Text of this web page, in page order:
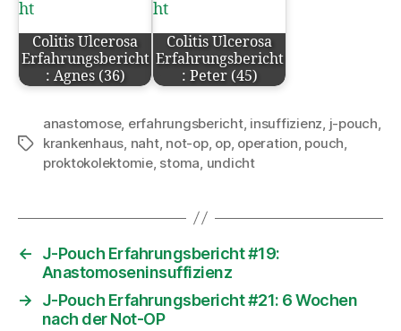
Colitis Ulcerosa
Erfahrungsbericht
: Agnes (36)
Colitis Ulcerosa
Erfahrungsbericht
: Peter (45)
Schlagwörter
anastomose, erfahrungsbericht, insuffizienz j-pouch
krankenhaus naht, not-op, op, operation pouch
proktokolektomie, stoma undicht
←
J-Pouch Erfahrungsbericht #19:
Anastomoseninsuffizienz
→
J-Pouch Erfahrungsbericht #21: 6 Wochen
nach der Not-OP